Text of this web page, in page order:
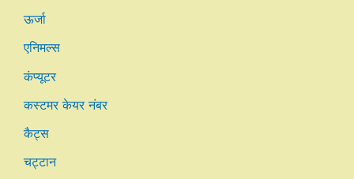
ऊर्जा
एनिमल्स
कंप्यूटर
कस्टमर केयर नंबर
कैट्स
चट्टान